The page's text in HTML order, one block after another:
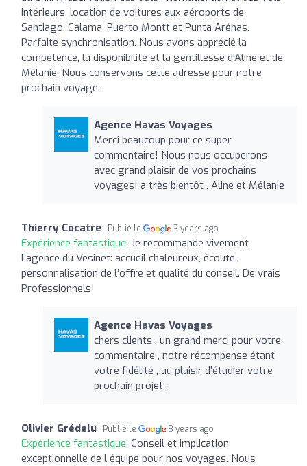
intérieurs, location de voitures aux aéroports de
Santiago, Calama, Puerto Montt et Punta Arénas.
Parfaite synchronisation. Nous avons apprécié la
compétence, la disponibilité et la gentillesse d'Aline et de
Mélanie. Nous conservons cette adresse pour notre
prochain voyage.
Agence Havas Voyages
Merci beaucoup pour ce super
commentaire! Nous nous occuperons
avec grand plaisir de vos prochains
voyages! a très bientôt , Aline et Mélanie
Thierry Cocatre Publié le 3 years ago
Expérience fantastique: Je recommande vivement
l’agence du Vesinet: accueil chaleureux, écoute,
personnalisation de l’offre et qualité du conseil. De vrais
Professionnels!
Agence Havas Voyages
chers clients , un grand merci pour votre
commentaire , notre récompense étant
votre fidélité , au plaisir d'étudier votre
prochain projet .
Olivier Grédelu Publié le 3 years ago
Expérience fantastique: Conseil et implication
exceptionnelle de l équipe pour nos voyages. Nous